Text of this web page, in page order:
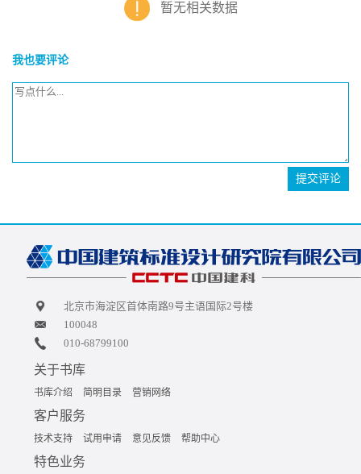
暂无相关数据
我也要评论
提交评论
北京市海淀区首体南路9号主语国际2号楼
100048
010-68799100
关于书库
书库介绍 简明目录 营销网络
客户服务
技术支持 试用申请 意见反馈 帮助中心
特色业务